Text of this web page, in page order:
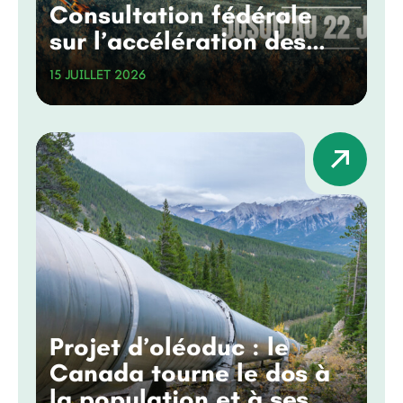
Consultation fédérale
sur l’accélération des
grands projets
15 JUILLET 2026
Projet d’oléoduc : le
Canada tourne le dos à